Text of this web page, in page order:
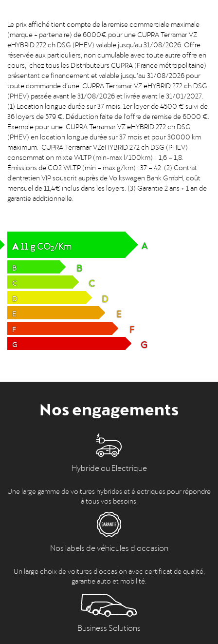
Le prix affiché tient compte de la remise commerciale maximale
(marque + partenaire) de 6000€ pour une CUPRA Terramar VZ
eHYBRID 272 ch DSG (PHEV) valable jusqu'au 31/08/2026. Offre
réservée aux particuliers, non cumulable avec toute autre offre en
cours, chez tous les Distributeurs CUPRA (France métropolitaine)
présentant ce financement et valable jusqu’au 31/08/2026 pour
toute commande d’une CUPRA Terramar VZ eHYBRID 272 ch DSG
(PHEV) passée avant le 31/08/2026 et livrée avant le 31/01/2027.
(1) Location longue durée sur 37 mois. 1er loyer de 4500 € suivi de
36 loyers de 579 €. Déduction faite de l'offre de remise de 6000 €.
Exemple pour une CUPRA Terramar VZ eHYBRID 272 ch DSG
(PHEV) en location longue durée sur 37 mois et pour 30000 km
maximum. CUPRA Terramar VZeHYBRID 272 ch DSG (PHEV)
consommation mixte WLTP (min-max l/100km) : 1,6 – 1,8.
Émissions de CO2 WLTP (min – max g/km) : 37 – 42 (2) Contrat
d'entretien VIP souscrit auprès de Volkswagen Bank GmbH, coût
mensuel de 11,4€ inclus dans les loyers. (3) Garantie 2 ans + 1 an de
garantie additionnelle.
A11gCO2/Km A
B B
C C
D D
E E
F F
G G
Nos engagements
Hybride ou Electrique
Une large gamme de voitures hybrides et électriques pour répondre
à tous vos besoins.
Nos labels de véhicules d'occasion
Un large choix de voitures d’occasion avec certificat de qualité,
garantie auto et mobilité.
Business Solutions